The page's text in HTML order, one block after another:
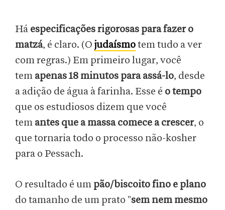
Há especificações rigorosas para fazer o
matzá, é claro. (O judaísmotem tudo a ver
com regras.) Em primeiro lugar, você
tem apenas 18 minutos para assá-lo, desde
a adição de água à farinha. Esse é o tempo
que os estudiosos dizem que você
tem antes que a massa comece a crescer, o
que tornaria todo o processo não-kosher
para o Pessach.
O resultado é um pão/biscoito fino e plano
do tamanho de um prato "sem nem mesmo